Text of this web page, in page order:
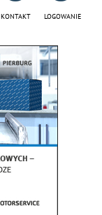
KONTAKT LOGOWANIE